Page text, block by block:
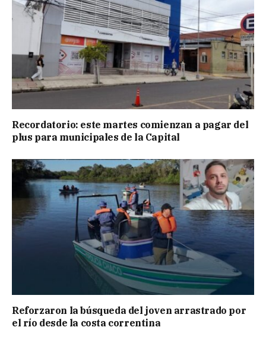
Recordatorio: este martes comienzan a pagar del
plus para municipales de la Capital
Reforzaron la búsqueda del joven arrastrado por
el río desde la costa correntina